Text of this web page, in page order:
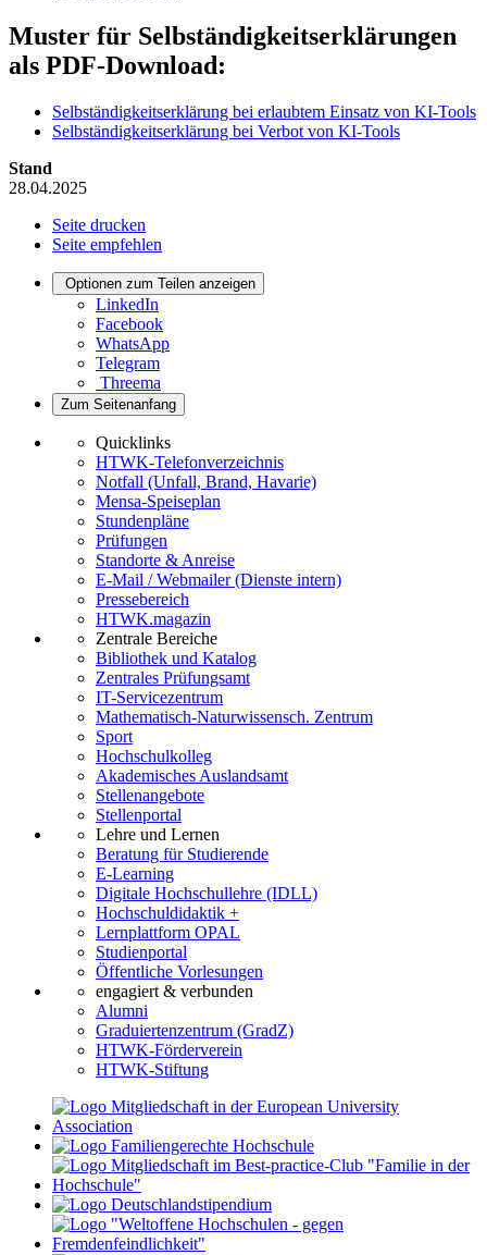
Muster für Selbständigkeitserklärungen
als PDF-Download:
Selbständigkeitserklärung bei erlaubtem Einsatz von KI-Tools
Selbständigkeitserklärung bei Verbot von KI-Tools
Stand
28.04.2025
Seite drucken
Seite empfehlen
Optionen zum Teilen anzeigen
LinkedIn
Facebook
WhatsApp
Telegram
Threema
Zum Seitenanfang
Quicklinks
HTWK-Telefonverzeichnis
Notfall (Unfall, Brand, Havarie)
Mensa-Speiseplan
Stundenpläne
Prüfungen
Standorte & Anreise
E-Mail / Webmailer (Dienste intern)
Pressebereich
HTWK.magazin
Zentrale Bereiche
Bibliothek und Katalog
Zentrales Prüfungsamt
IT-Servicezentrum
Mathematisch-Naturwissensch. Zentrum
Sport
Hochschulkolleg
Akademisches Auslandsamt
Stellenangebote
Stellenportal
Lehre und Lernen
Beratung für Studierende
E-Learning
Digitale Hochschullehre (IDLL)
Hochschuldidaktik +
Lernplattform OPAL
Studienportal
Öffentliche Vorlesungen
engagiert & verbunden
Alumni
Graduiertenzentrum (GradZ)
HTWK-Förderverein
HTWK-Stiftung